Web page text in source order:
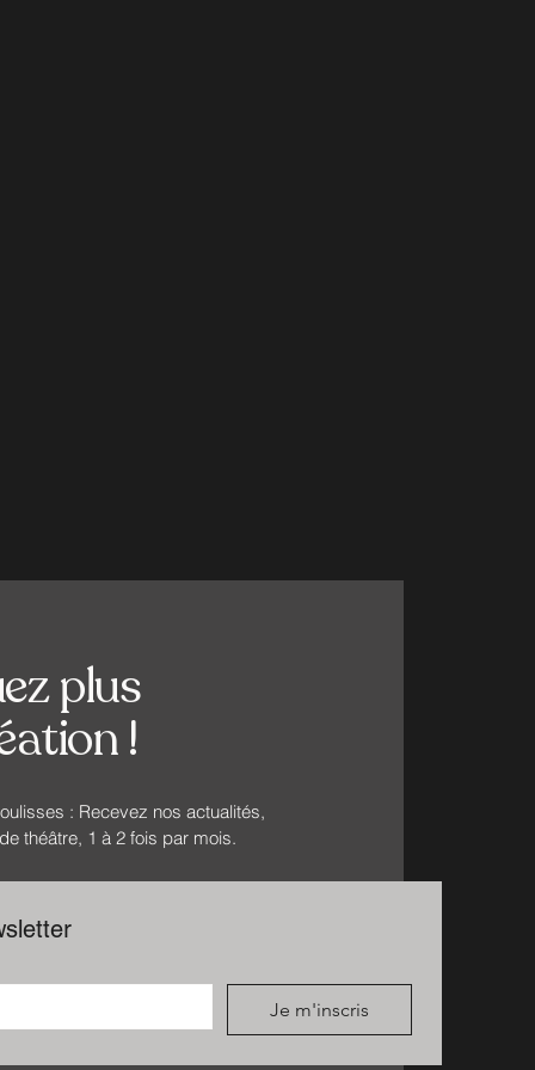
plus
!
: Recevez nos actualités,
théâtre, 1 à 2 fois par mois.
Je m'inscris